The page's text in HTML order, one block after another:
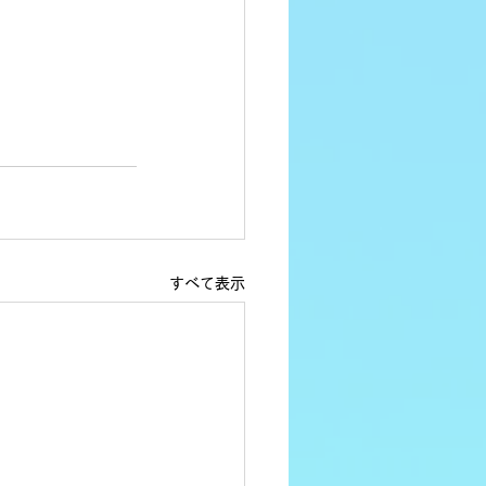
すべて表示